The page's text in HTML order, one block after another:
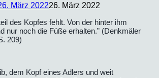
März 202226. März 2022
des Kopfes fehlt. Von der hinter ihm
nur noch die Füße erhalten.” (Denkmäler
209)
dem Kopf eines Adlers und weit